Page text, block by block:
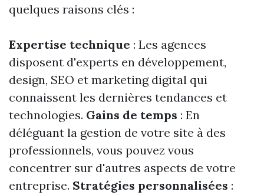
quelques raisons clés :
Expertise technique : Les agences
disposent d'experts en développement,
design, SEO et marketing digital qui
connaissent les dernières tendances et
technologies. Gains de temps : En
déléguant la gestion de votre site à des
professionnels, vous pouvez vous
concentrer sur d'autres aspects de votre
entreprise. Stratégies personnalisées :